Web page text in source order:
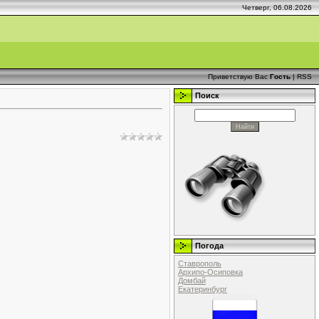
Четверг, 06.08.2026
Приветствую Вас Гость|RSS
Поиск
Погода
Ставрополь
Архипо-Осиповка
Домбай
Екатеринбург